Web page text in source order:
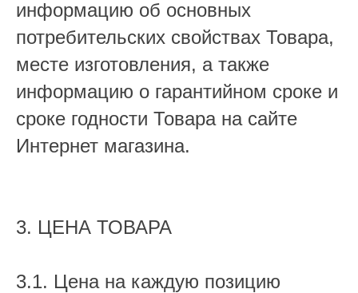
информацию об основных
потребительских свойствах Товара,
месте изготовления, а также
информацию о гарантийном сроке и
сроке годности Товара на сайте
Интернет магазина.
3. ЦЕНА ТОВАРА
3.1. Цена на каждую позицию